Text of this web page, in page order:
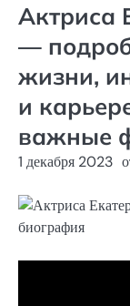
Актриса
—
жизни,
и
важные
1 декабря 2023